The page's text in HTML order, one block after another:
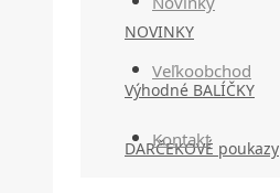
Veľkoobchod
Kontakt
NOVINKY
Výhodné BALÍČKY
DARČEKOVÉ poukazy